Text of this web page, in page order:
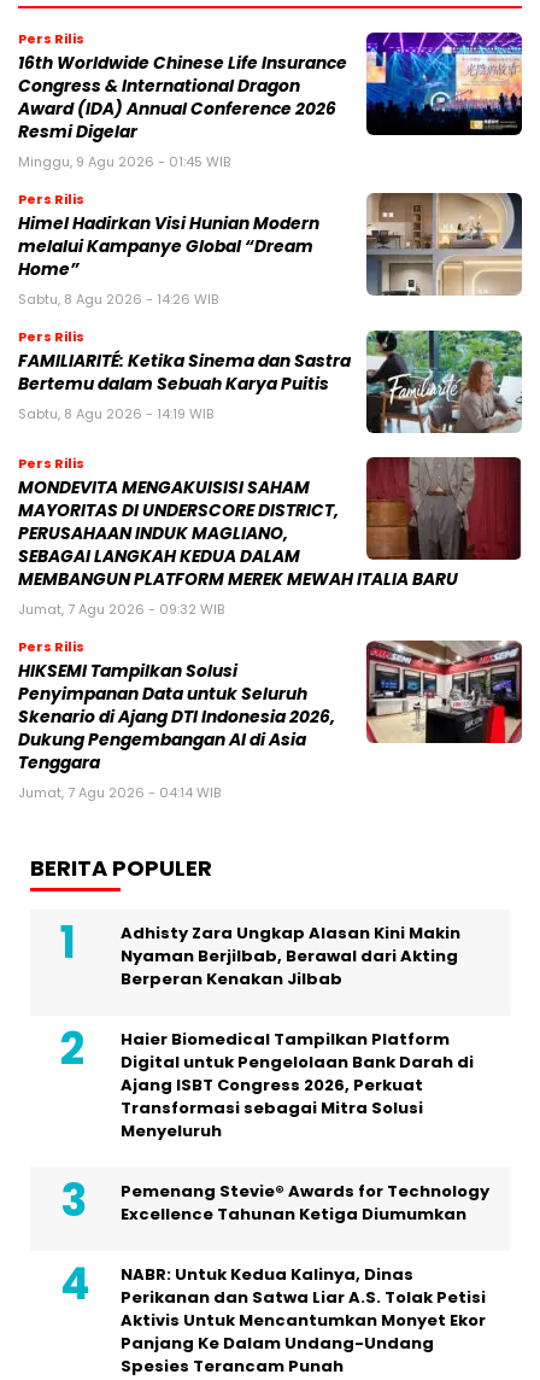
Pers Rilis
16th Worldwide Chinese Life Insurance
Congress & International Dragon
Award (IDA) Annual Conference 2026
Resmi Digelar
Minggu, 9 Agu 2026 - 01:45 WIB
Pers Rilis
Himel Hadirkan Visi Hunian Modern
melalui Kampanye Global “Dream
Home”
Sabtu, 8 Agu 2026 - 14:26 WIB
Pers Rilis
FAMILIARITÉ: Ketika Sinema dan Sastra
Bertemu dalam Sebuah Karya Puitis
Sabtu, 8 Agu 2026 - 14:19 WIB
Pers Rilis
MONDEVITA MENGAKUISISI SAHAM
MAYORITAS DI UNDERSCORE DISTRICT,
PERUSAHAAN INDUK MAGLIANO,
SEBAGAI LANGKAH KEDUA DALAM
MEMBANGUN PLATFORM MEREK MEWAH ITALIA BARU
Jumat, 7 Agu 2026 - 09:32 WIB
Pers Rilis
HIKSEMI Tampilkan Solusi
Penyimpanan Data untuk Seluruh
Skenario di Ajang DTI Indonesia 2026,
Dukung Pengembangan AI di Asia
Tenggara
Jumat, 7 Agu 2026 - 04:14 WIB
BERITA POPULER
Adhisty Zara Ungkap Alasan Kini Makin
Nyaman Berjilbab, Berawal dari Akting
Berperan Kenakan Jilbab
Haier Biomedical Tampilkan Platform
Digital untuk Pengelolaan Bank Darah di
Ajang ISBT Congress 2026, Perkuat
Transformasi sebagai Mitra Solusi
Menyeluruh
Pemenang Stevie® Awards for Technology
Excellence Tahunan Ketiga Diumumkan
NABR: Untuk Kedua Kalinya, Dinas
Perikanan dan Satwa Liar A.S. Tolak Petisi
Aktivis Untuk Mencantumkan Monyet Ekor
Panjang Ke Dalam Undang-Undang
Spesies Terancam Punah